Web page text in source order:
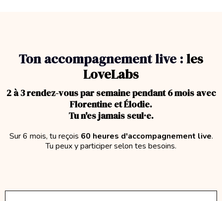
Ton accompagnement live :les
LoveLabs
2 à 3 rendez-vous par semaine pendant 6 mois avec
Florentine et Élodie.
Tu n'es jamais seul·e.
Sur 6 mois, tu reçois 60 heures d'accompagnement live.
Tu peux y participer selon tes besoins.